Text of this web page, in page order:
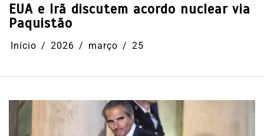
EUA e Irã discutem acordo nuclear via
Paquistão
Início 2026 março 25